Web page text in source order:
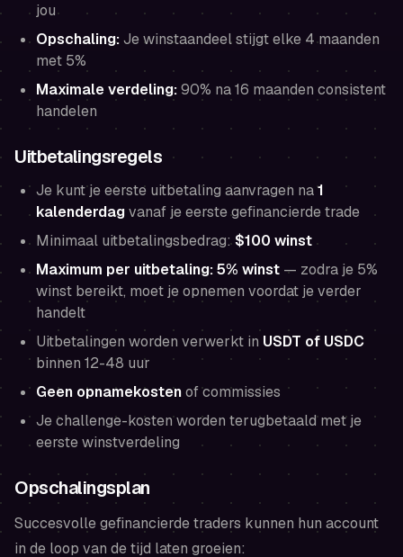
jou
Opschaling:Je winstaandeel stijgt elke 4 maanden
met 5%
Maximale verdeling:90% na 16 maanden consistent
handelen
Uitbetalingsregels
Je kunt je eerste uitbetaling aanvragen na1
kalenderdagvanaf je eerste gefinancierde trade
Minimaal uitbetalingsbedrag:$100 winst
Maximum per uitbetaling: 5% winst — zodra je 5%
winst bereikt, moet je opnemen voordat je verder
handelt
Uitbetalingen worden verwerkt in USDT of USDC
binnen 12-48 uur
Geen opnamekostenof commissies
Je challenge-kosten worden terugbetaald met je
eerste winstverdeling
Opschalingsplan
Succesvolle gefinancierde traders kunnen hun account
in de loop van de tijd laten groeien: